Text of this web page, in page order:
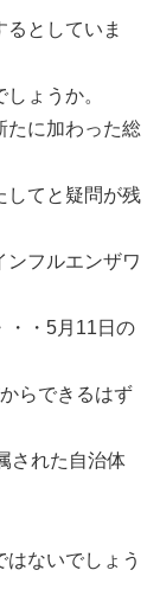
としていま
ょうか。
たに加わった総
してと疑問が残
ンフルエンザワ
・・5月11日の
らできるはず
された自治体
ないでしょう